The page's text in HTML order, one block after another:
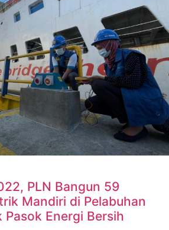
PLN Bangun 59
Mandiri di Pelabuhan
Pasok Energi Bersih